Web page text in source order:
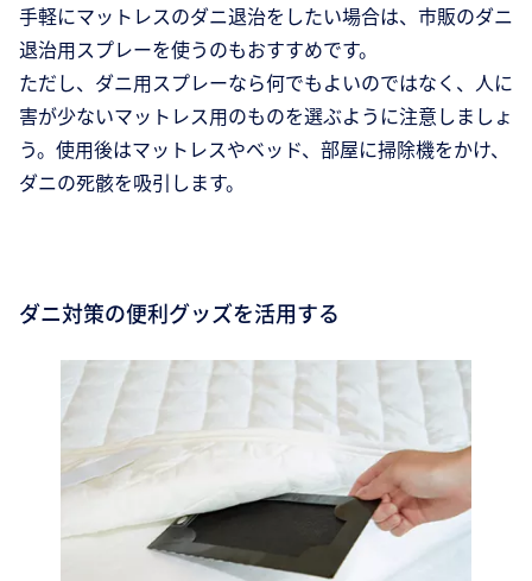
手軽にマットレスのダニ退治をしたい場合は、市販のダニ
退治用スプレーを使うのもおすすめです。
ただし、ダニ用スプレーなら何でもよいのではなく、人に
害が少ないマットレス用のものを選ぶように注意しましょ
う。使用後はマットレスやベッド、部屋に掃除機をかけ、
ダニの死骸を吸引します。
ダニ対策の便利グッズを活用する